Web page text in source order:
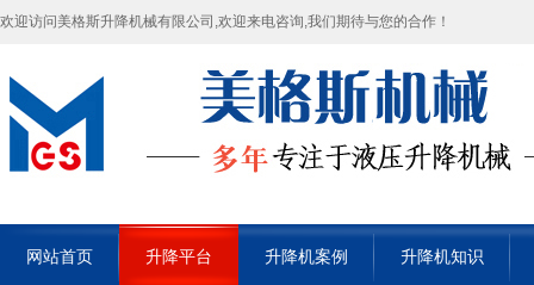
欢迎访问美格斯升降机械有限公司,欢迎来电咨询,我们期待与您的合作！
网站首页 升降平台 升降机案例 升降机知识